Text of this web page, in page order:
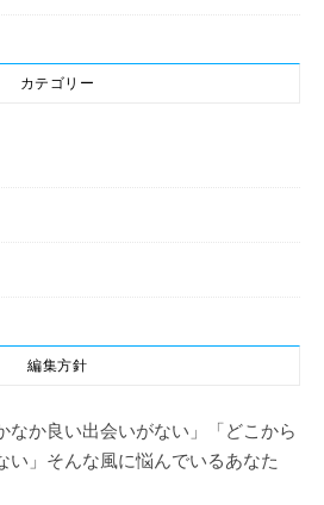
カテゴリー
編集方針
なか良い出会いがない」「どこから
い」そんな風に悩んでいるあなた